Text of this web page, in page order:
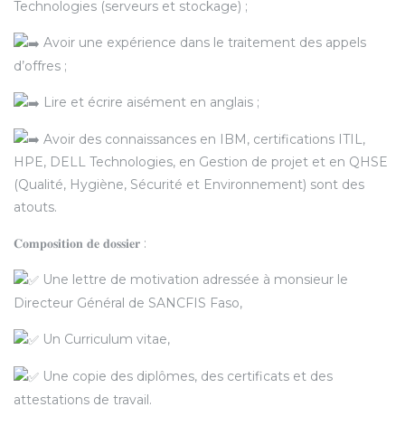
Technologies (serveurs et stockage) ;
Avoir une expérience dans le traitement des appels
d’offres ;
Lire et écrire aisément en anglais ;
Avoir des connaissances en IBM, certifications ITIL,
HPE, DELL Technologies, en Gestion de projet et en QHSE
(Qualité, Hygiène, Sécurité et Environnement) sont des
atouts.
𝐂𝐨𝐦𝐩𝐨𝐬𝐢𝐭𝐢𝐨𝐧 𝐝𝐞 𝐝𝐨𝐬𝐬𝐢𝐞𝐫 :
Une lettre de motivation adressée à monsieur le
Directeur Général de SANCFIS Faso,
Un Curriculum vitae,
Une copie des diplômes, des certificats et des
attestations de travail.